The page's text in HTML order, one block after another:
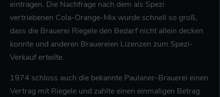
About us
Aenean commodo ligula eget dolor. Aenean massa. Cum
nascetur ridiculus mus. Donec quam felis, ultricies nec.
eintragen. Die Nachfrage nach dem als Spezi
vertriebenen Cola-Orange-Mix wurde schnell so groß,
dass die Brauerei Riegele den Bedarf nicht allein decken
konnte und anderen Brauereien Lizenzen zum Spezi-
Verkauf erteilte.
1974 schloss auch die bekannte Paulaner-Brauerei einen
Vertrag mit Riegele und zahlte einen einmaligen Betrag